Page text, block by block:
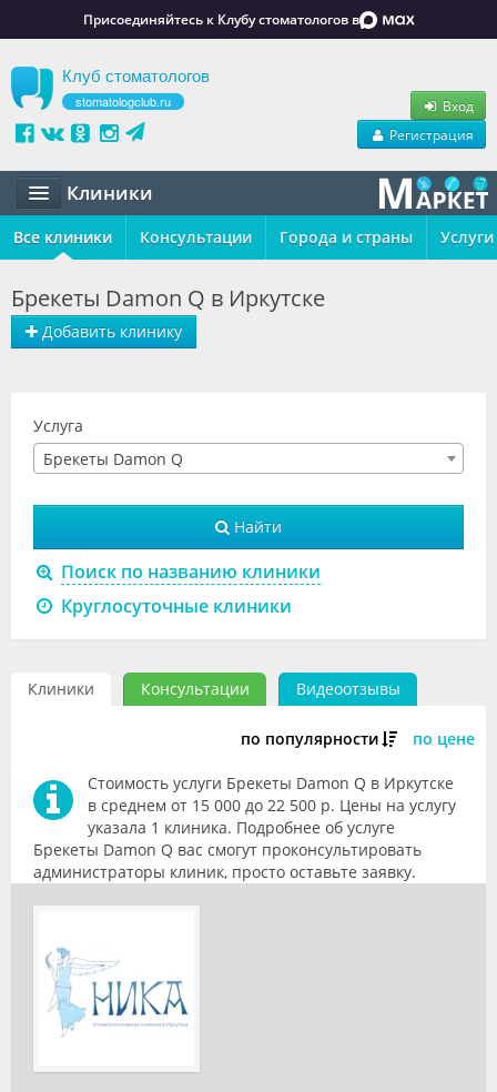
Присоединяйтесь к Клубу стоматологов в
Клуб стоматологов
stomatologclub.ru
Вход
Регистрация
Клиники
Статьи
Обучение
Резюме
Объявления
Форум
Клиники
Лаборатории
Все клиники Консультации Города и страны Услуги
Добавить клинику
Брекеты Damon Q в Иркутске
Услуга
Брекеты Damon Q
Найти
Поиск по названию клиники
Круглосуточные клиники
Клиники Консультации Видеоотзывы
по популярности по цене
Стоимость услуги Брекеты Damon Q в Иркутске
в среднем от 15 000 до 22 500 р. Цены на услугу
указала 1 клиника. Подробнее об услуге
Брекеты Damon Q вас смогут проконсультировать
администраторы клиник, просто оставьте заявку.